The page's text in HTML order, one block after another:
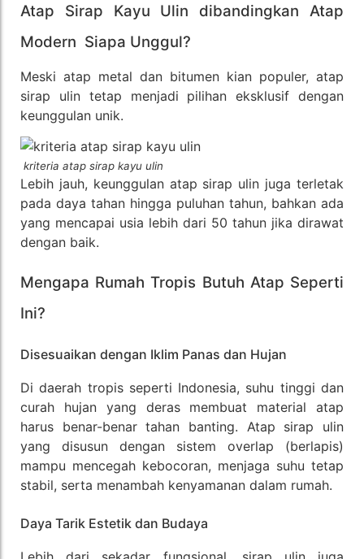
Atap Sirap Kayu Ulin dibandingkan Atap
Modern Siapa Unggul?
Meski atap metal dan bitumen kian populer, atap
sirap ulin tetap menjadi pilihan eksklusif dengan
keunggulan unik.
kriteria atap sirap kayu ulin
Lebih jauh, keunggulan atap sirap ulin juga terletak
pada daya tahan hingga puluhan tahun, bahkan ada
yang mencapai usia lebih dari 50 tahun jika dirawat
dengan baik.
Mengapa Rumah Tropis Butuh Atap Seperti
Ini?
Disesuaikan dengan Iklim Panas dan Hujan
Di daerah tropis seperti Indonesia, suhu tinggi dan
curah hujan yang deras membuat material atap
harus benar-benar tahan banting. Atap sirap ulin
yang disusun dengan sistem overlap (berlapis)
mampu mencegah kebocoran, menjaga suhu tetap
stabil, serta menambah kenyamanan dalam rumah.
Daya Tarik Estetik dan Budaya